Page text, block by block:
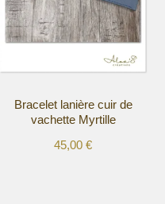
options
peuvent
être
sur
pageBracelet lanière cuir de
vachette Myrtille
45,00€